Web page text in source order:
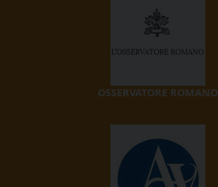
OSSERVATORE ROMANO